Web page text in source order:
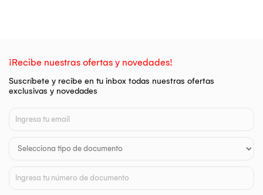
¡Recibe nuestras ofertas y novedades!
Suscríbete y recibe en tu inbox todas nuestras ofertas
exclusivas y novedades